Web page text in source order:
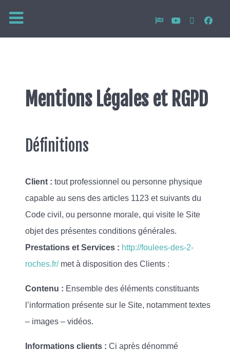
Mentions Légales et RGPD
Définitions
Client : tout professionnel ou personne physique
capable au sens des articles 1123 et suivants du
Code civil, ou personne morale, qui visite le Site
objet des présentes conditions générales.
Prestations et Services : http://foulees-des-2-
roches.fr/met à disposition des Clients :
Contenu : Ensemble des éléments constituants
l’information présente sur le Site, notamment textes
– images – vidéos.
Informations clients : Ci après dénommé